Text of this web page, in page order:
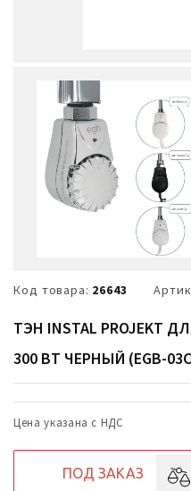
Код товара: 26643
ТЭН INSTAL PROJEKT
300 ВТ ЧЕРНЫЙ (EGB-
Цена указана с НДС
ПОД ЗАКАЗ